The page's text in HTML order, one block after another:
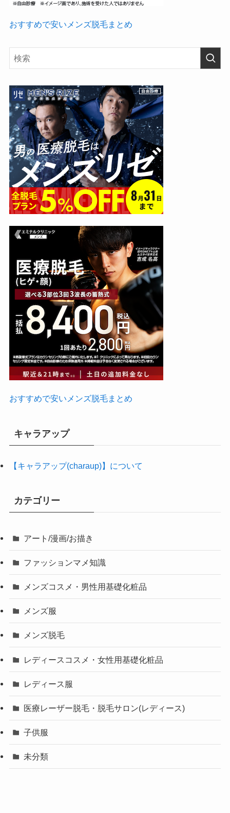
おすすめで安いメンズ脱毛まとめ
おすすめで安いメンズ脱毛まとめ
キャラアップ
【キャラアップ(charaup)】について
カテゴリー
アート/漫画/お描き
ファッションマメ知識
メンズコスメ・男性用基礎化粧品
メンズ服
メンズ脱毛
レディースコスメ・女性用基礎化粧品
レディース服
医療レーザー脱毛・脱毛サロン(レディース)
子供服
未分類